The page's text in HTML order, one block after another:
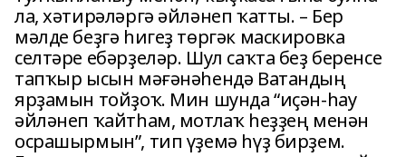
ла, хәтирәләргә әйләнеп ҡатты. – Бер
мәлде беҙгә һигеҙ төргәк маскировка
селтәре ебәрҙеләр. Шул саҡта беҙ беренсе
тапҡыр ысын мәғәнәһендә Ватандың
ярҙамын тойҙоҡ. Мин шунда “иҫән-һау
әйләнеп ҡайтһам, мотлаҡ һеҙҙең менән
осрашырмын”, тип үҙемә һүҙ бирҙем.